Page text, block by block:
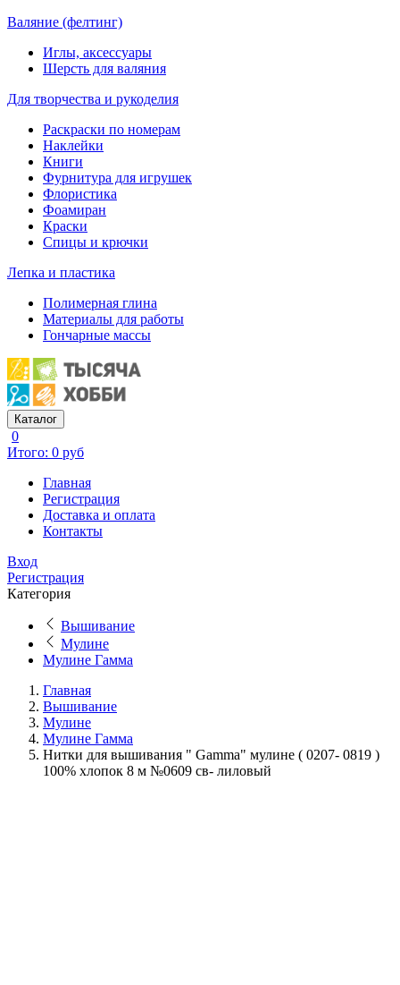
Валяние (фелтинг)
Иглы, аксессуары
Шерсть для валяния
Для творчества и рукоделия
Раскраски по номерам
Наклейки
Книги
Фурнитура для игрушек
Флористика
Фоамиран
Краски
Спицы и крючки
Лепка и пластика
Полимерная глина
Материалы для работы
Гончарные массы
Каталог
0
Итого: 0 руб
Главная
Регистрация
Доставка и оплата
Контакты
Вход
Регистрация
Категория
Вышивание
Мулине
Мулине Гамма
Главная
Вышивание
Мулине
Мулине Гамма
Нитки для вышивания " Gamma" мулине ( 0207- 0819 )
100% хлопок 8 м №0609 св- лиловый